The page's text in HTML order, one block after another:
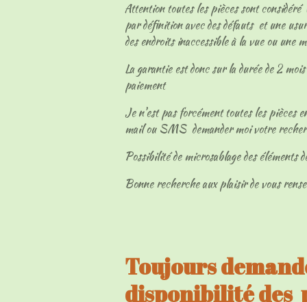
Attention toutes les pièces sont
par définition avec des défauts et une
des endroits inaccessible à la vue ou une
La garantie est donc sur la durée de 2
paiement
Je n'est pas forcément toutes les pièces
mail ou SMS demander moi votre
Possibilité de microsablage des éléments
Bonne recherche aux plaisir de vous
Toujours
disponibilité des